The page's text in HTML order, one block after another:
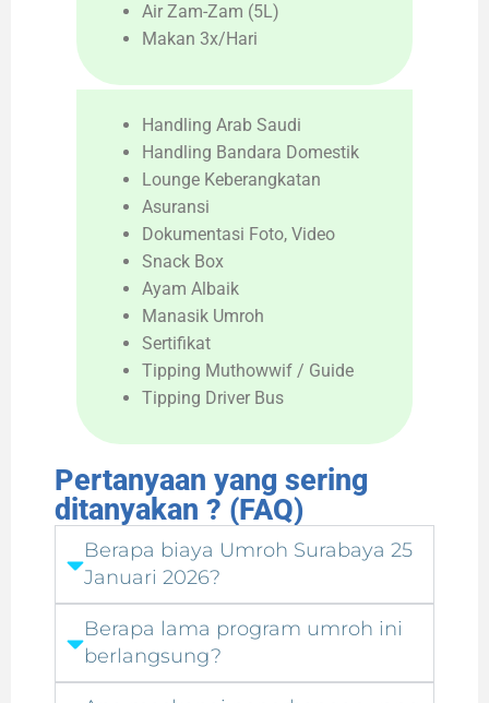
Air Zam-Zam (5L)
Makan 3x/Hari
Handling Arab Saudi
Handling Bandara Domestik
Lounge Keberangkatan
Asuransi
Dokumentasi Foto, Video
Snack Box
Ayam Albaik
Manasik Umroh
Sertifikat
Tipping Muthowwif / Guide
Tipping Driver Bus
Pertanyaan yang sering
ditanyakan ? (FAQ)
Berapa biaya Umroh Surabaya 25
Januari 2026?
Berapa lama program umroh ini
berlangsung?